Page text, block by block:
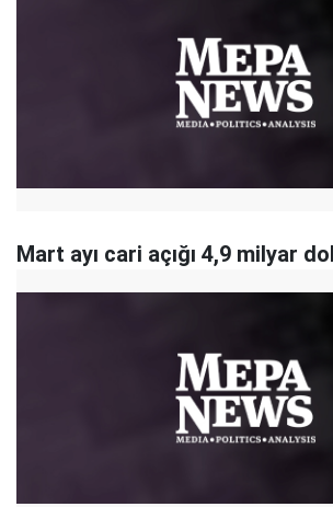
Mart ayı cari açığı 4,9 milyar